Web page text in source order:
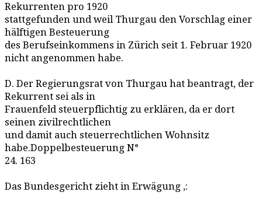
Rekurrenten pro 1920
stattgefunden und weil Thurgau den Vorschlag einer
hälftigen Besteuerung
des Berufseinkommens in Zürich seit 1. Februar 1920
nicht angenommen habe.
D. Der Regierungsrat von Thurgau hat beantragt, der
Rekurrent sei als in
Frauenfeld steuerpflichtig zu erklären, da er dort
seinen zivilrechtlichen
und damit auch steuerrechtlichen Wohnsitz
habe.Doppelbesteuerung N°
24. 163
Das Bundesgericht zieht in Erwägung ,: